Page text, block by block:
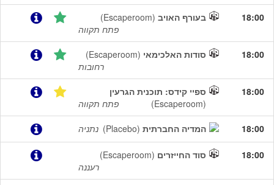
18:00 בעורף האויב (Escaperoom)
פתח תקווה
18:00 סודות האלכימאי (Escaperoom)
רחובות
18:00
ספיי קידס: תוכנית הגרעין
(Escaperoom)
פתח תקווה
18:00 המדיה החברתית (Placebo) נתניה
18:00 סוד החייזרים (Escaperoom)
רעננה